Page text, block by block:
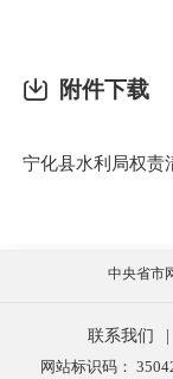
附件下载
宁化县水利局权责
中央省市
联系我们
网站标识码：